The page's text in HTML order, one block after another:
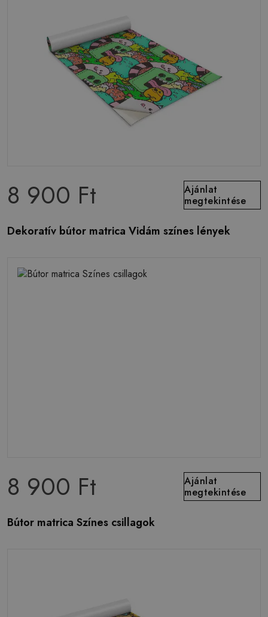
8 900 Ft
Ajánlat
megtekintése
Dekoratív bútor matrica Vidám színes lények
8 900 Ft
Ajánlat
megtekintése
Bútor matrica Színes csillagok